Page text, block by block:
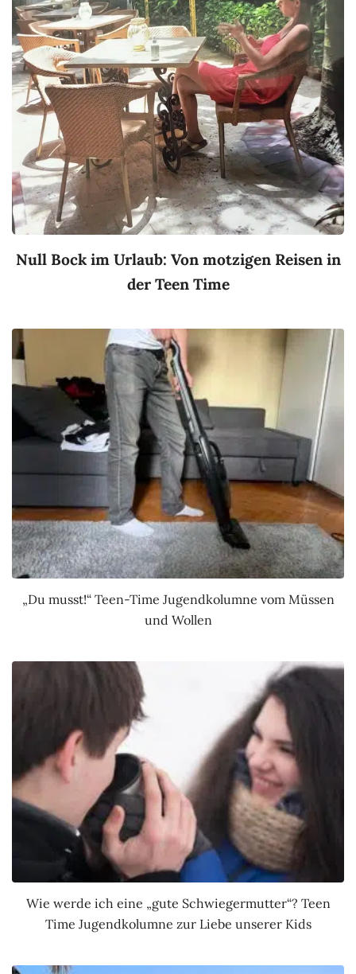
Null Bock im Urlaub: Von motzigen Reisen in
der Teen Time
„Du musst!“ Teen-Time Jugendkolumne vom Müssen
und Wollen
Wie werde ich eine „gute Schwiegermutter“? Teen
Time Jugendkolumne zur Liebe unserer Kids